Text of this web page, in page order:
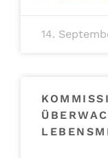
14.